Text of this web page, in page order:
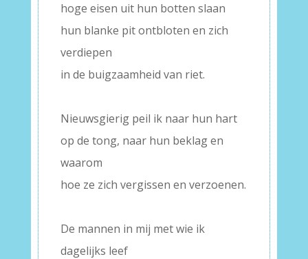
hoge eisen uit hun botten slaan
hun blanke pit ontbloten en zich
verdiepen
in de buigzaamheid van riet.
Nieuwsgierig peil ik naar hun hart
op de tong, naar hun beklag en
waarom
hoe ze zich vergissen en verzoenen.
De mannen in mij met wie ik
dagelijks leef